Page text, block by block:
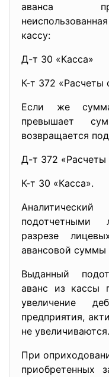
аванса
кассу:
Д-т 30 «Касса»
К-т 372 «Расчеты
Если же
превышает
возвращается
Д-т 372
К-т 30 «Касса».
подотчетными
разрезе
авансовой суммы
Выданный
аванс из кассы
увеличение
предприятия,
не увеличиваются.
При
приобретенных